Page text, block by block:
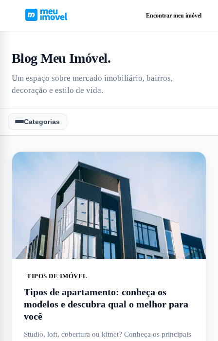
Encontrar meu imóvel
Blog Meu Imóvel.
Um espaço sobre mercado imobiliário, bairros,
decoração e estilo de vida.
Categorias
TIPOS DE IMÓVEL
Tipos de apartamento: conheça os
modelos e descubra qual o melhor para
você
Studio, loft, cobertura ou kitnet? Conheça os principais